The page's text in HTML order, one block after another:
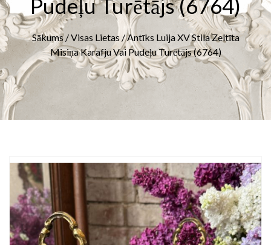
Pudeļu Turētājs (6764)
Sākums/Visas Lietas/ Antīks Luija XV Stila Zeltīta
Misiņa Karafju Vai Pudeļu Turētājs (6764)